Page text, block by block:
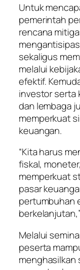
Untuk
pemerintah
rencana
sekaligus
melalui
efektif.
investor serta
dan lembaga
memperkuat
keuangan.
“Kita harus
fiskal,
memperkuat
pasar
pertumbuhan
Melalui
peserta